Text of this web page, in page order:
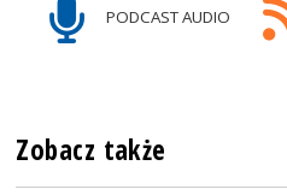
PODCAST AUDIO
Zobacz także